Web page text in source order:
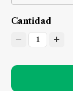
Cantidad
1